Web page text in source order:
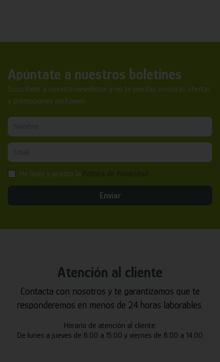
Apúntate a nuestros boletines
Suscríbete a nuestra newsletter y no te pierdas nuestras ofertas
y promociones exclusivas.
He leído y acepto la
Enviar
Atención al cliente
Contacta con nosotros y te garantizamos que te
responderemos en menos de 24 horas laborables.
Horario de atención al cliente:
De lunes a jueves de 8:00 a 15:00 y viernes de 8:00 a 14:00